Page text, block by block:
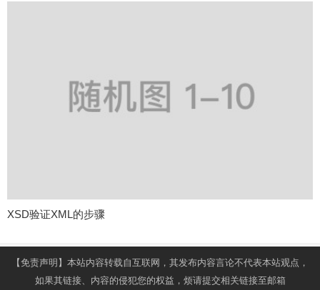
XSD验证XML的步骤
【免责声明】本站内容转载自互联网，其发布内容言论不代表本站观点，
如果其链接、内容的侵犯您的权益，烦请提交相关链接至邮箱